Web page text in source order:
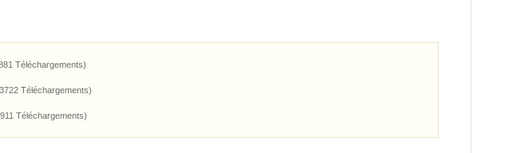
Téléchargements)
Téléchargements)
Téléchargements)